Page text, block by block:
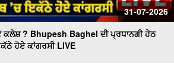
31-07-2026
ਕਲੇਸ਼ ? Bhupesh Baghel ਦੀ ਪ੍ਰਧਾਨਗੀ ਹੇਠ
ਹੋਏ ਕਾਂਗਰਸੀ LIVE